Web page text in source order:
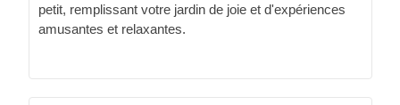
petit, remplissant votre jardin de joie et d'expériences
amusantes et relaxantes.